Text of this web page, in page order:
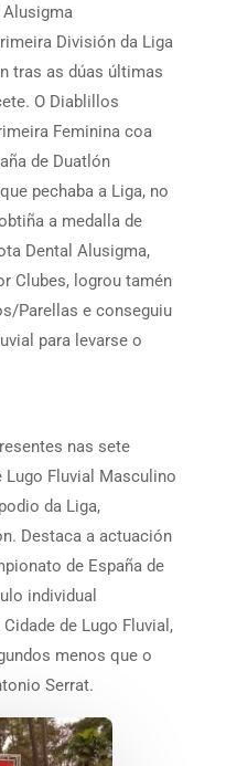
División da Liga
tras as dúas últimas
O Diablillos
Feminina coa
de Duatlón
pechaba a Liga, no
a medalla de
Dental Alusigma,
Clubes, logrou tamén
Parellas e conseguiu
para levarse o
nas sete
Lugo Fluvial Masculino
da Liga,
Destaca a actuación
de España de
individual
de Lugo Fluvial,
menos que o
Serrat.